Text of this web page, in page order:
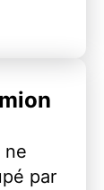
ne
par